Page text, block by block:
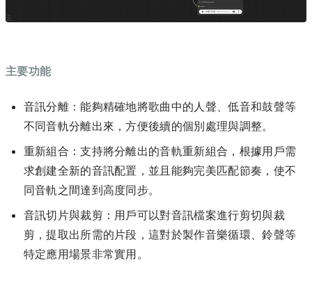
主要功能
音訊分離：能夠精確地將歌曲中的人聲、低音和鼓聲等
不同音軌分離出來，方便後續的個別處理與調整。
重新組合：支持將分離出的音軌重新組合，根據用戶需
求創建全新的音訊配置，並且能夠完美匹配節奏，使不
同音軌之間達到高度同步。
音訊切片與裁剪：用戶可以對音訊檔案進行剪切與裁
剪，提取出所需的片段，這對於製作音樂循環、鈴聲等
特定應用場景非常實用。